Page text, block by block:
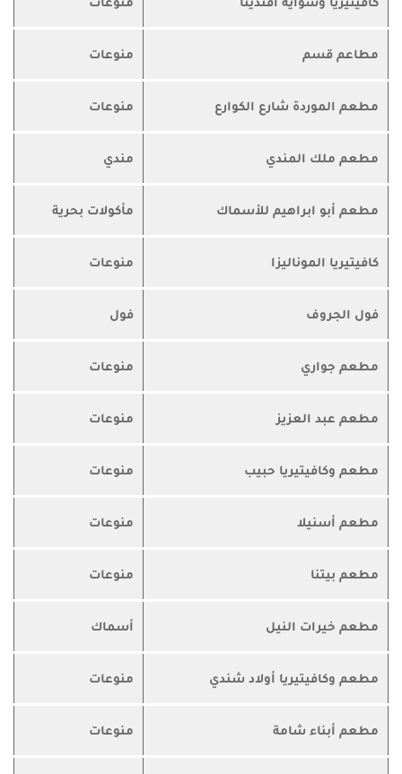
مطاعم قسم منوعات
مطعم الموردة شارع الكوارع منوعات
مطعم ملك المندي مندي
مطعم أبو ابراهيم للأسماك مأكولات بحرية
كافيتيريا الموناليزا منوعات
فول الجروف فول
مطعم جواري منوعات
مطعم عبد العزيز منوعات
مطعم وكافيتيريا حبيب منوعات
مطعم أسنيلا منوعات
مطعم بيتنا منوعات
مطعم خيرات النيل أسماك
مطعم وكافيتيريا أولاد شندي منوعات
مطعم أبناء شامة منوعات